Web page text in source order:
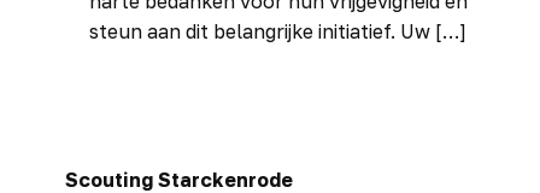
steun aan dit belangrijke initiatief. Uw […]
Scouting ​Starckenrode